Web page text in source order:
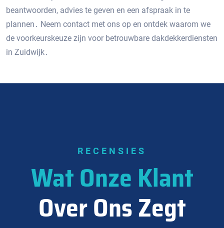
beantwoorden‚ advies te geven en een afspraak in te
plannen․ Neem contact met ons op en ontdek waarom we
de voorkeurskeuze zijn voor betrouwbare dakdekkerdiensten
in Zuidwijk․
RECENSIES
Wat Onze Klant
Over Ons Zegt